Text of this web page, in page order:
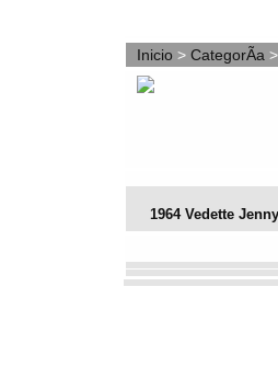
Inicio > CategorÃ­a >
1964 Vedette